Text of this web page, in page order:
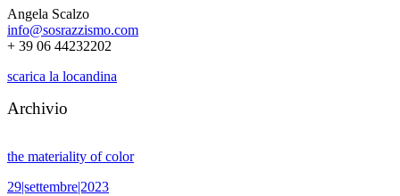
Angela Scalzo
info@sosrazzismo.com
+ 39 06 44232202
scarica la locandina
Archivio
the materiality of color
29|settembre|2023